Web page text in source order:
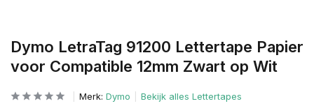
Dymo LetraTag 91200 Lettertape Papier
voor Compatible 12mm Zwart op Wit
Merk: Dymo Bekijk alles Lettertapes